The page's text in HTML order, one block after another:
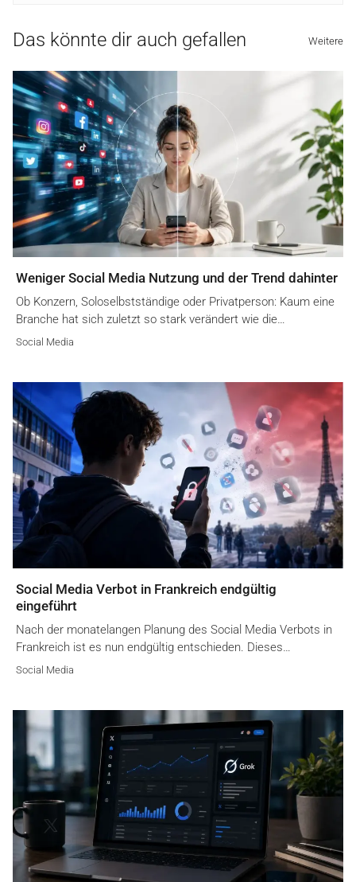
Das könnte dir auch gefallen Weitere
Weniger Social Media Nutzung und der Trend dahinter
Ob Konzern, Soloselbstständige oder Privatperson: Kaum eine
Branche hat sich zuletzt so stark verändert wie die…
Social Media
Social Media Verbot in Frankreich endgültig
eingeführt
Nach der monatelangen Planung des Social Media Verbots in
Frankreich ist es nun endgültig entschieden. Dieses…
Social Media